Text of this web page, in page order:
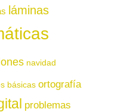
láminas
navidad
básicas ortografía
problemas